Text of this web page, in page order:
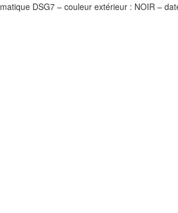
DSG7 – couleur extérieur : NOIR –